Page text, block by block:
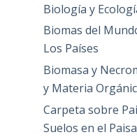
Biología y
Biomas del
Los Países
Biomasa y
y Materia
Carpeta sobre
Suelos en el